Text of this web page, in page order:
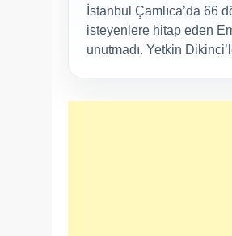
İstanbul Çamlıca’da 66
isteyenlere hitap eden
unutmadı. Yetkin